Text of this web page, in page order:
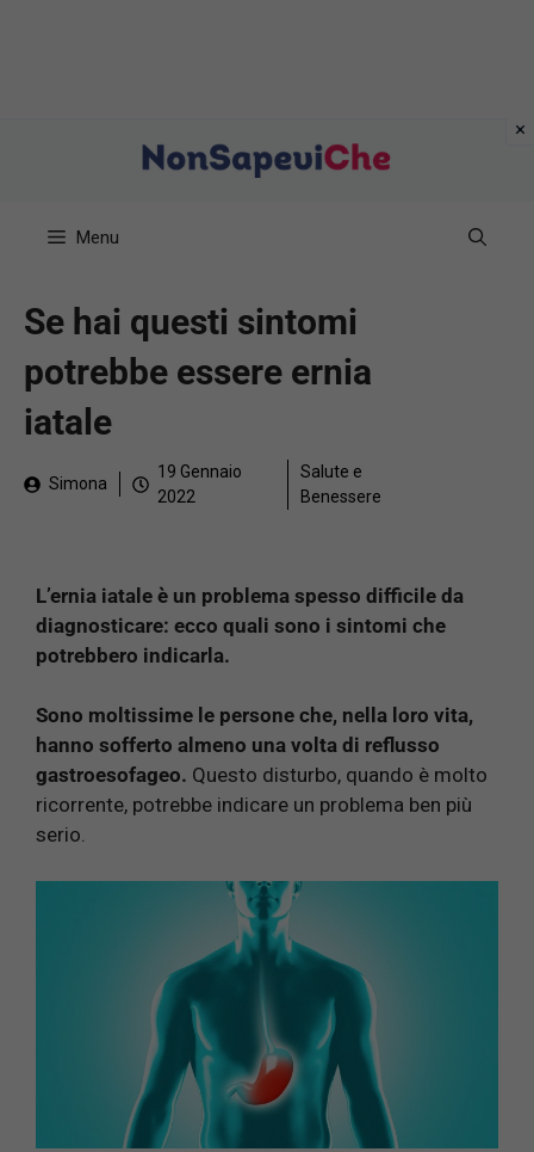
Menu
Se hai questi sintomi
potrebbe essere ernia
iatale
Simona
19 Gennaio
2022
Salute e
Benessere
L’ernia iatale è un problema spesso difficile da
diagnosticare: ecco quali sono i sintomi che
potrebbero indicarla.
Sono moltissime le persone che, nella loro vita,
hanno sofferto almeno una volta di reflusso
gastroesofageo. Questo disturbo, quando è molto
ricorrente, potrebbe indicare un problema ben più
serio.